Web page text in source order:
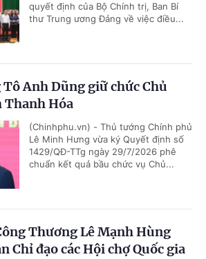
quyết định của Bộ Chính trị, Ban Bí
thư Trung ương Đảng về việc điều...
Anh Dũng giữ chức Chủ
Thanh Hóa
(Chinhphu.vn) - Thủ tướng Chính phủ
Lê Minh Hưng vừa ký Quyết định số
1429/QĐ-TTg ngày 29/7/2026 phê
chuẩn kết quả bầu chức vụ Chủ...
Thương Lê Mạnh Hùng
Chỉ đạo các Hội chợ Quốc gia